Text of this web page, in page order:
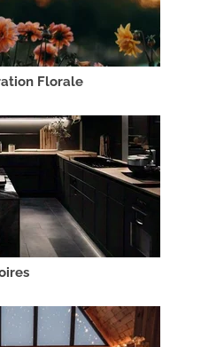
Florale